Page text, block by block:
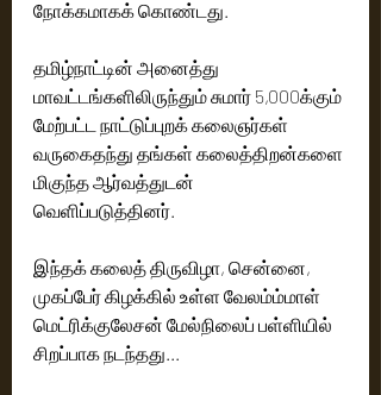
நோக்கமாகக் கொண்டது.
தமிழ்நாட்டின் அனைத்து
மாவட்டங்களிலிருந்தும் சுமார் 5,000க்கும்
மேற்பட்ட நாட்டுப்புறக் கலைஞர்கள்
வருகைதந்து தங்கள் கலைத்திறன்களை
மிகுந்த ஆர்வத்துடன்
வெளிப்படுத்தினர்.
இந்தக் கலைத் திருவிழா, சென்னை,
முகப்பேர் கிழக்கில் உள்ள வேலம்ம்மாள்
மெட்ரிக்குலேசன் மேல்நிலைப் பள்ளியில்
சிறப்பாக நடந்தது...